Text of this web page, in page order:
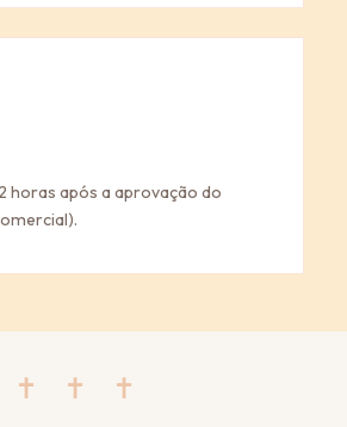
horas após a aprovação do
✝ ✝ ✝